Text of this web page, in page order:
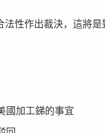
性作出裁決，這將
國加工銻的事宜